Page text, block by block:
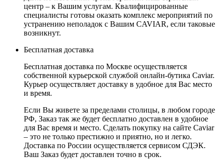
центр – к Вашим услугам. Квалифицированные
специалисты готовы оказать комплекс мероприятий по
устранению неполадок с Вашим CAVIAR, если таковые
возникнут.
Бесплатная доставка
Бесплатная доставка по Москве осуществляется
собственной курьерской службой онлайн-бутика Caviar.
Курьер осуществляет доставку в удобное для Вас место
и время.
Если Вы живете за пределами столицы, в любом городе
РФ, Заказ так же будет бесплатно доставлен в удобное
для Вас время и место. Сделать покупку на сайте Caviar
– это не только престижно и приятно, но и легко.
Доставка по России осуществляется сервисом СДЭК.
Ваш Заказ будет доставлен точно в срок.